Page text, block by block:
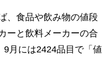
、食品や飲み物の値段
ーと飲料メーカーの合
月には2424品目で「値